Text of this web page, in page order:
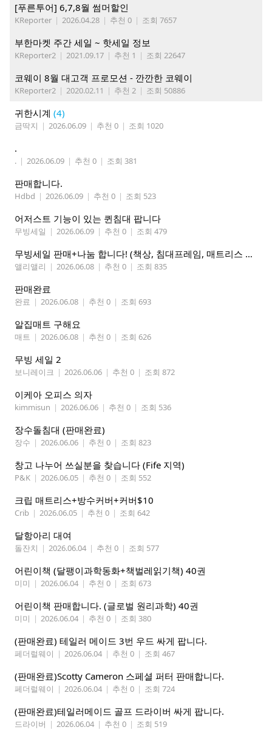
[푸른투어] 6,7,8월 썸머할인
KReporter | 2026.04.28 | 추천 0 | 조회 7657
부한마켓 주간 세일 ~ 핫세일 정보
KReporter2 | 2021.09.17 | 추천 1 | 조회 22647
코웨이 8월 대고객 프로모션 - 깐깐한 코웨이
KReporter2 | 2020.02.11 | 추천 2 | 조회 50886
귀한시계 (4)
금딱지 | 2026.06.09 | 추천 0 | 조회 1020
.
. | 2026.06.09 | 추천 0 | 조회 381
판매합니다.
Hdbd | 2026.06.09 | 추천 0 | 조회 523
어저스트 기능이 있는 퀸침대 팝니다
무빙세일 | 2026.06.09 | 추천 0 | 조회 479
무빙세일 판매+나눔 합니다! (책상, 침대프레임, 매트리스 등 포함)
앨리앨리 | 2026.06.08 | 추천 0 | 조회 835
판매완료
완료 | 2026.06.08 | 추천 0 | 조회 693
알집매트 구해요
매트 | 2026.06.08 | 추천 0 | 조회 626
무빙 세일 2
보니레이크 | 2026.06.06 | 추천 0 | 조회 872
이케아 오피스 의자
kimmisun | 2026.06.06 | 추천 0 | 조회 536
장수돌침대 (판매완료)
장수 | 2026.06.06 | 추천 0 | 조회 823
창고 나누어 쓰실분을 찾습니다 (Fife 지역)
P&K | 2026.06.05 | 추천 0 | 조회 552
크립 매트리스+방수커버+커버$10
Crib | 2026.06.05 | 추천 0 | 조회 642
달항아리 대여
돌잔치 | 2026.06.04 | 추천 0 | 조회 577
어린이책 (달팽이과학동화+책벌레읽기책) 40권
미미 | 2026.06.04 | 추천 0 | 조회 673
어린이책 판매합니다. (글로벌 원리과학) 40권
미미 | 2026.06.04 | 추천 0 | 조회 380
(판매완료) 테일러 메이드 3번 우드 싸게 팝니다.
페더럴웨이 | 2026.06.04 | 추천 0 | 조회 467
(판매완료)Scotty Cameron 스페셜 퍼터 판매합니다.
페더럴웨이 | 2026.06.04 | 추천 0 | 조회 724
(판매완료)테일러메이드 골프 드라이버 싸게 팝니다.
드라이버 | 2026.06.04 | 추천 0 | 조회 519